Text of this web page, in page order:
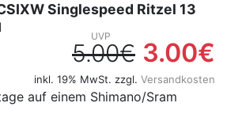
Singlespeed Ritzel 13
5.00€ 3.00€
inkl. 19% MwSt. zzgl. Versandkosten
auf einem Shimano/Sram